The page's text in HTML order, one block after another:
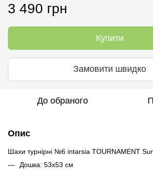
3 490 грн
Купити
Замовити швидко
До обраного
Опис
Шахи турнірні №6 intarsia TOURNAMENT
Дошка: 53х53 см